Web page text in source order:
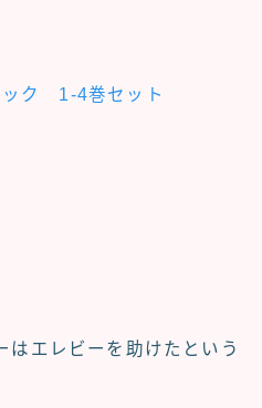
ク 1-4巻セット
はエレビーを助けたという